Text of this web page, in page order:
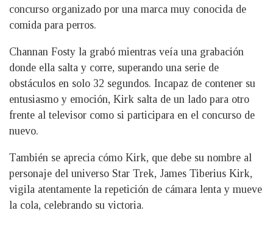
concurso organizado por una marca muy conocida de
comida para perros.
Channan Fosty la grabó mientras veía una grabación
donde ella salta y corre, superando una serie de
obstáculos en solo 32 segundos. Incapaz de contener su
entusiasmo y emoción, Kirk salta de un lado para otro
frente al televisor como si participara en el concurso de
nuevo.
También se aprecia cómo Kirk, que debe su nombre al
personaje del universo Star Trek, James Tiberius Kirk,
vigila atentamente la repetición de cámara lenta y mueve
la cola, celebrando su victoria.